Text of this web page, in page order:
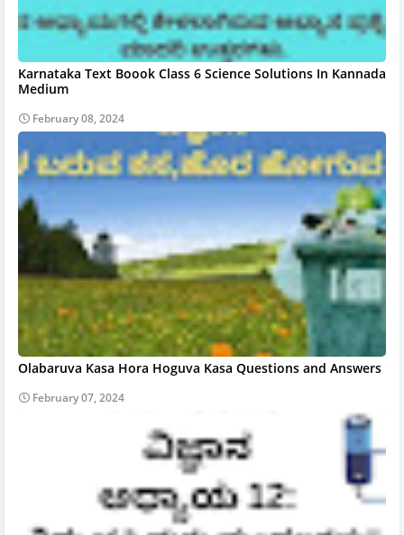
Karnataka Text Boook Class 6 Science Solutions In Kannada
Medium
February 08, 2024
Olabaruva Kasa Hora Hoguva Kasa Questions and Answers
February 07, 2024